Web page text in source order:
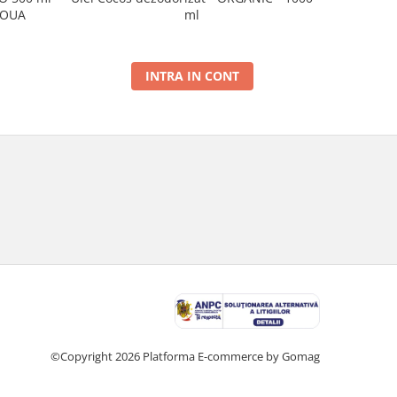
ml
INTRA IN CONT
©Copyright 2026 Platforma E-commerce by Gomag